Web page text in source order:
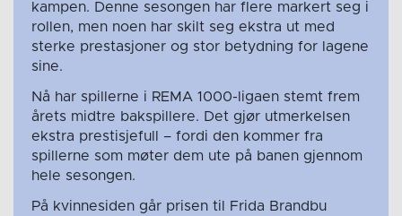
kampen. Denne sesongen har flere markert seg i
rollen, men noen har skilt seg ekstra ut med
sterke prestasjoner og stor betydning for lagene
sine.
Nå har spillerne i REMA 1000-ligaen stemt frem
årets midtre bakspillere. Det gjør utmerkelsen
ekstra prestisjefull – fordi den kommer fra
spillerne som møter dem ute på banen gjennom
hele sesongen.
På kvinnesiden går prisen til Frida Brandbu